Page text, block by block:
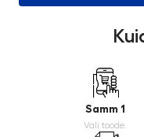
Samm 1
Vali toode.